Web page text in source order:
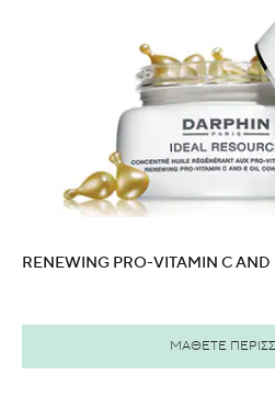
RENEWING PRO-VITAMIN C AND
ΜΑΘΕΤΕ